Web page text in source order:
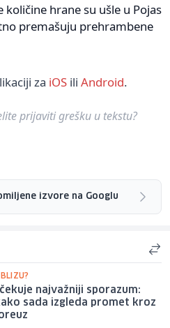
količine hrane su ušle u Pojas
premašuju prehrambene
za iOS ili Android.
prijaviti grešku u tekstu?
izvore na Googlu
najvažniji sporazum:
sada izgleda promet kroz